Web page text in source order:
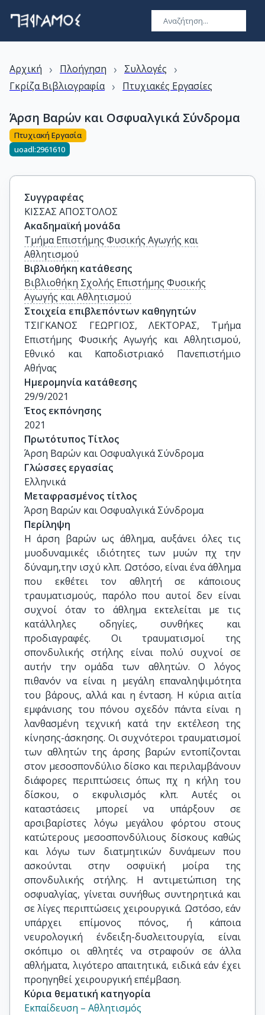
Αρχική › Πλοήγηση › Συλλογές ›
Γκρίζα Βιβλιογραφία › Πτυχιακές Εργασίες
Άρση Βαρών και Οσφυαλγικά Σύνδρομα
Πτυχιακή Εργασία
uoadl:2961610
Συγγραφέας
ΚΙΣΣΑΣ ΑΠΟΣΤΟΛΟΣ
Ακαδημαϊκή μονάδα
Τμήμα Επιστήμης Φυσικής Αγωγής και
Αθλητισμού
Βιβλιοθήκη κατάθεσης
Βιβλιοθήκη Σχολής Επιστήμης Φυσικής
Αγωγής και Αθλητισμού
Στοιχεία επιβλεπόντων καθηγητών
ΤΣΙΓΚΑΝΟΣ ΓΕΩΡΓΙΟΣ, ΛΕΚΤΟΡΑΣ, Τμήμα
Επιστήμης Φυσικής Αγωγής και Αθλητισμού,
Εθνικό και Καποδιστριακό Πανεπιστήμιο
Αθήνας
Ημερομηνία κατάθεσης
29/9/2021
Έτος εκπόνησης
2021
Πρωτότυπος Τίτλος
Άρση Βαρών και Οσφυαλγικά Σύνδρομα
Γλώσσες εργασίας
Ελληνικά
Μεταφρασμένος τίτλος
Άρση Βαρών και Οσφυαλγικά Σύνδρομα
Περίληψη
Η άρση βαρών ως άθλημα, αυξάνει όλες τις
μυοδυναμικές ιδιότητες των μυών πχ την
δύναμη,την ισχύ κλπ. Ωστόσο, είναι ένα άθλημα
που εκθέτει τον αθλητή σε κάποιους
τραυματισμούς, παρόλο που αυτοί δεν είναι
συχνοί όταν το άθλημα εκτελείται με τις
κατάλληλες οδηγίες, συνθήκες και
προδιαγραφές. Οι τραυματισμοί της
σπονδυλικής στήλης είναι πολύ συχνοί σε
αυτήν την ομάδα των αθλητών. Ο λόγος
πιθανόν να είναι η μεγάλη επαναληψιμότητα
του βάρους, αλλά και η ένταση. Η κύρια αιτία
εμφάνισης του πόνου σχεδόν πάντα είναι η
λανθασμένη τεχνική κατά την εκτέλεση της
κίνησης-άσκησης. Οι συχνότεροι τραυματισμοί
των αθλητών της άρσης βαρών εντοπίζονται
στον μεσοσπονδύλιο δίσκο και περιλαμβάνουν
διάφορες περιπτώσεις όπως πχ η κήλη του
δίσκου, ο εκφυλισμός κλπ. Αυτές οι
καταστάσεις μπορεί να υπάρξουν σε
αρσιβαρίστες λόγω μεγάλου φόρτου στους
κατώτερους μεσοσπονδύλιους δίσκους καθώς
και λόγω των διατμητικών δυνάμεων που
ασκούνται στην οσφυϊκή μοίρα της
σπονδυλικής στήλης. Η αντιμετώπιση της
οσφυαλγίας, γίνεται συνήθως συντηρητικά και
σε λίγες περιπτώσεις χειρουργικά. Ωστόσο, εάν
υπάρχει επίμονος πόνος, ή κάποια
νευρολογική ένδειξη-δυσλειτουργία, είναι
σκόπιμο οι αθλητές να στραφούν σε άλλα
αθλήματα, λιγότερο απαιτητικά, ειδικά εάν έχει
προηγηθεί χειρουργική επέμβαση.
Κύρια θεματική κατηγορία
Εκπαίδευση – Αθλητισμός